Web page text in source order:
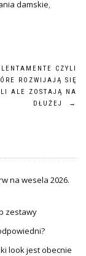
damskie,
CZYLI
ROZWIJAJĄ SIĘ
ALE ZOSTAJĄ NA
DŁUŻEJ
→
na wesela 2026.
zestawy
look jest obecnie